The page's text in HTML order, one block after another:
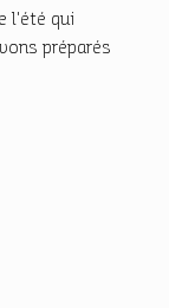
l'été qui
préparés